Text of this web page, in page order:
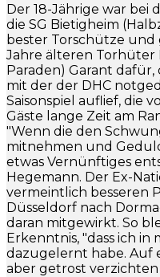
Der 18-Jährige war bei
die SG Bietigheim
bester Torschütze und
Jahre älteren Torhüter
Paraden) Garant
mit der der DHC
Saisonspiel auflief, die
Gäste lange Zeit am
"Wenn die den
mitnehmen und
etwas Vernünftiges
Hegemann. Der Ex-
vermeintlich besseren
Düsseldorf nach
daran mitgewirkt. So
Erkenntnis, "dass ich
dazugelernt habe. Auf
aber getrost verzichten